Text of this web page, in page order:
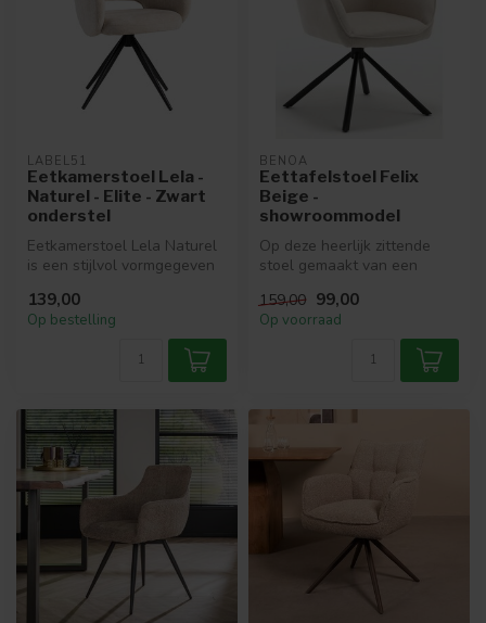
LABEL51
Eetkamerstoel Lela -
Naturel - Elite - Zwart
onderstel
Eetkamerstoel Lela Naturel
is een stijlvol vormgegeven
139,00
Op bestelling
BENOA
Eettafelstoel Felix
Beige -
showroommodel
Op deze heerlijk zittende
stoel gemaakt van een
kun ...
159,00 99,00
Op voorraad